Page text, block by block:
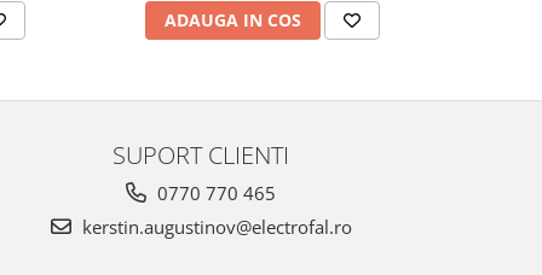
ADAUGA IN COS
SUPORT CLIENTI
0770 770 465
kerstin.augustinov@electrofal.ro